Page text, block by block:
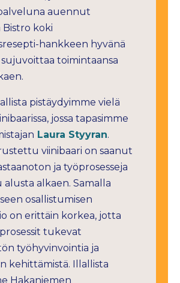
auennut
Bistro koki
hankkeen hyvänä
toimintaansa
pistäydyimme vielä
jossa tapasimme
Laura Styyran.
viinibaari on saanut
ja työprosesseja
alkaen. Samalla
osallistumisen
on erittäin korkea, jotta
tukevat
työhyvinvointia ja
kehittämistä. Illallista
Hakaniemen